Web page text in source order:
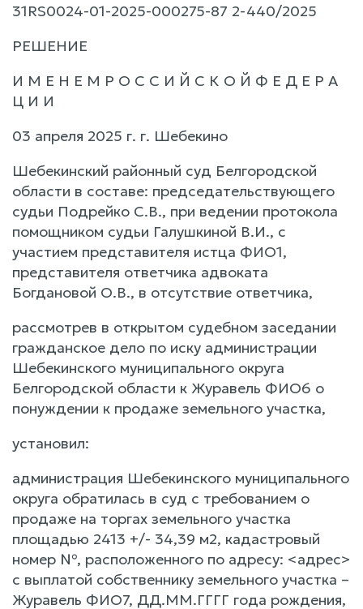
31RS0024-01-2025-000275-87 2-440/2025
РЕШЕНИЕ
И М Е Н Е М Р О С С И Й С К О Й Ф Е Д Е Р А
Ц И И
03 апреля 2025 г. г. Шебекино
Шебекинский районный суд Белгородской
области в составе: председательствующего
судьи Подрейко С.В., при ведении протокола
помощником судьи Галушкиной В.И., с
участием представителя истца ФИО1,
представителя ответчика адвоката
Богдановой О.В., в отсутствие ответчика,
рассмотрев в открытом судебном заседании
гражданское дело по иску администрации
Шебекинского муниципального округа
Белгородской области к Журавель ФИО6 о
понуждении к продаже земельного участка,
установил:
администрация Шебекинского муниципального
округа обратилась в суд с требованием о
продаже на торгах земельного участка
площадью 2413 +/- 34,39 м2, кадастровый
номер №, расположенного по адресу: <адрес>
с выплатой собственнику земельного участка –
Журавель ФИО7, ДД.ММ.ГГГГ года рождения,